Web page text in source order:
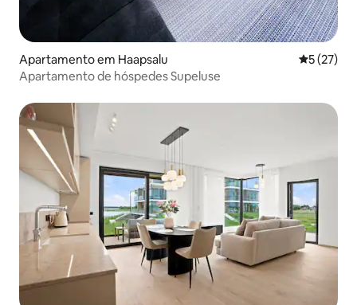
Apartamento em Haapsalu
5 (27)
Apartamento de hóspedes Supeluse